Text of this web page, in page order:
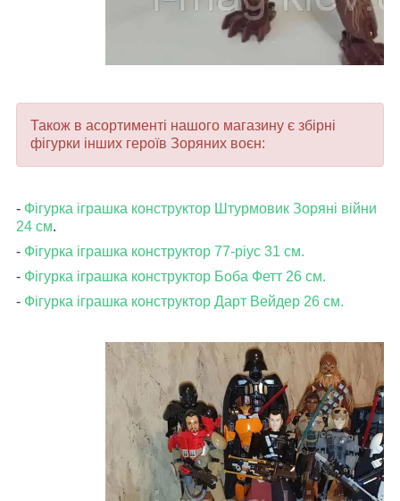
Також в асортименті нашого магазину є збірні
фігурки інших героїв Зоряних воєн:
- Фігурка іграшка конструктор Штурмовик Зоряні війни
24 см.
- Фігурка іграшка конструктор 77-ріус 31 см.
- Фігурка іграшка конструктор Боба Фетт 26 см.
- Фігурка іграшка конструктор Дарт Вейдер 26 см.